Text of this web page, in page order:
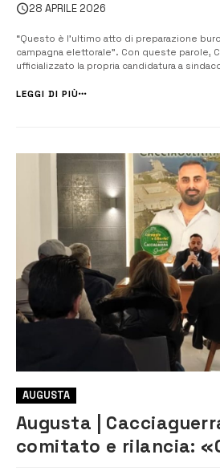
28 APRILE 2026
“Questo è l’ultimo atto di preparazione
campagna elettorale”. Con queste parole,
ufficializzato la propria candidatura a
Libertà. Una corsa che lo stesso candidato
LEGGI DI PIÙ
AUGUSTA
Augusta |
comitato e rilancia: